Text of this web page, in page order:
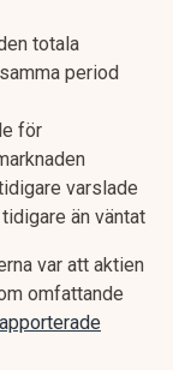
totala
period
för
varslade
än väntat
var att aktien
omfattande